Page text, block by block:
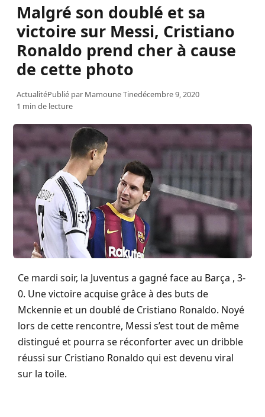
Malgré son doublé et sa
victoire sur Messi, Cristiano
Ronaldo prend cher à cause
de cette photo
ActualitéPublié par Mamoune Tinedécembre 9, 2020
1 min de lecture
Ce mardi soir, la Juventus a gagné face au Barça , 3-
0. Une victoire acquise grâce à des buts de
Mckennie et un doublé de Cristiano Ronaldo. Noyé
lors de cette rencontre, Messi s’est tout de même
distingué et pourra se réconforter avec un dribble
réussi sur Cristiano Ronaldo qui est devenu viral
sur la toile.